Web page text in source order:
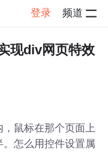
登录 频道
现div网页特效
鼠标在那个页面上
怎么用控件设置属